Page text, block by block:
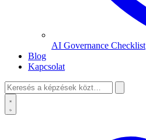
AI Governance Checklist
Blog
Kapcsolat